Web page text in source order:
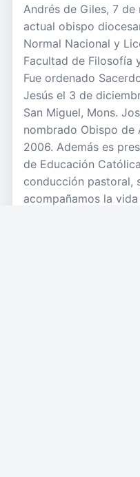
Andrés de Giles, 7
actual obispo
Normal Nacional y
Facultad de Filosofía
Fue ordenado
Jesús el 3 de
San Miguel, Mons.
nombrado Obispo de
2006. Además es
de Educación
conducción pastoral,
acompañamos la